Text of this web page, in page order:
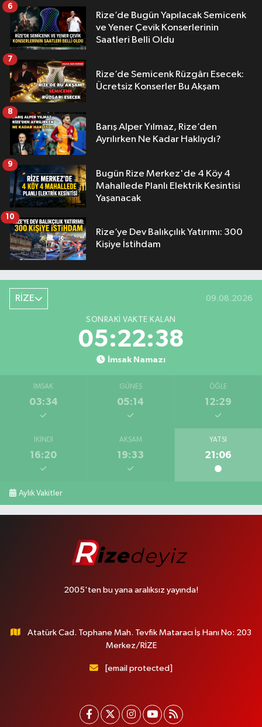
Rize’de Bugün Yapılacak Semicenk
ve Yener Çevik Konserlerinin
Saatleri Belli Oldu
6
Rize’de Semicenk Rüzgârı Esecek:
Ücretsiz Konserler Bu Akşam
7
Barış Alper Yılmaz, Rize’den
Ayrılırken Ne Kadar Haklıydı?
8
Bugün Rize Merkez'de 4 Köy 4
Mahallede Planlı Elektrik Kesintisi
Yaşanacak
9
Rize’ye Dev Balıkçılık Yatırımı: 300
Kişiye İstihdam
10
RİZE 09.08.2026
SONRAKI VAKTE KALAN
05:22:38
İmsak Namazı
İMSAK
03:34
GÜNEŞ
05:14
ÖĞLE
12:29
İKINDI
16:20
AKŞAM
19:33
YATSI
21:06
Aylık Vakitler
2005'ten bu yana aralıksız yayında!
Atatürk Cad. Tophane Mah. Tevfik Mataracı İş Hanı No: 203
Merkez/RİZE
[email protected]